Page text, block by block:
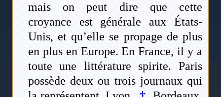
mais on peut dire que cette
croyance est générale aux États-
Unis, et qu’elle se propage de plus
en plus en Europe. En France, il y a
toute une littérature spirite. Paris
possède deux ou trois journaux qui